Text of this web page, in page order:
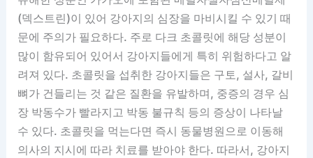
(덱스트린)이 있어 강아지의 심장을 마비시킬 수 있기 때
문에 주의가 필요하다. 주로 다크 초콜릿에 해당 성분이
많이 함유되어 있어서 강아지들에게 특히 위험하다고 알
려져 있다. 초콜릿을 섭취한 강아지들은 구토, 설사, 갈비
뼈가 건들리는 것 같은 질환을 유발하며, 중증의 경우 심
장 박동수가 빨라지고 박동 불규칙 등의 증상이 나타날
수 있다. 초콜릿을 먹는다면 즉시 동물병원으로 이동해
의사의 지시에 따라 치료를 받아야 한다. 따라서, 강아지